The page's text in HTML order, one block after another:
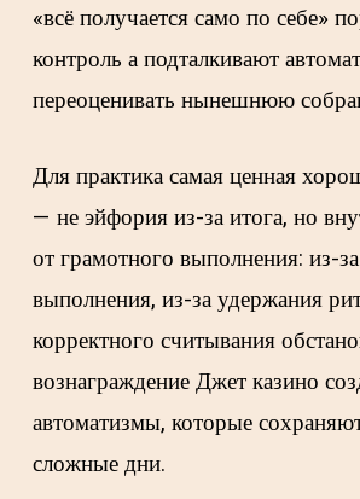
«всё получается само по себе»
контроль а подталкивают
переоценивать нынешнюю
Для практика самая ценная
— не эйфория из-за итога, но
от грамотного выполнения: из-
выполнения, из-за удержания
корректного считывания
вознаграждение Джет казино
автоматизмы, которые
сложные дни.